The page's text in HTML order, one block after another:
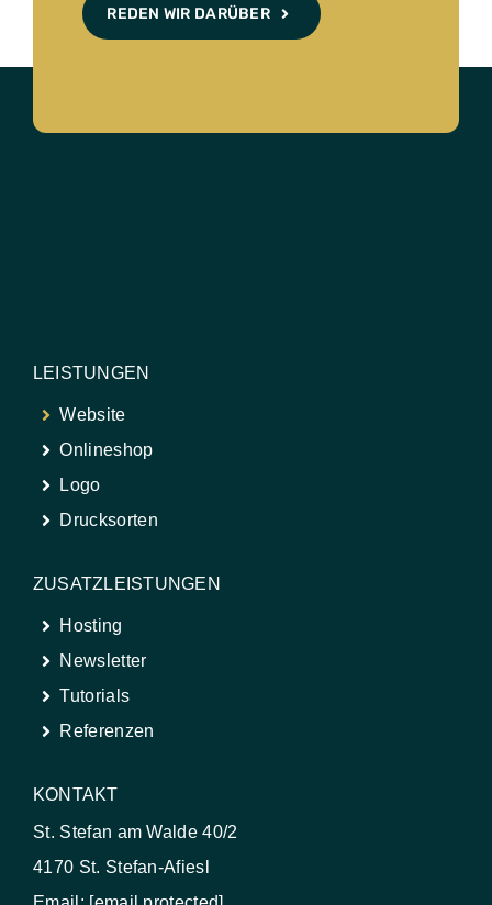
REDEN WIR DARÜBER
LEISTUNGEN
Website
Onlineshop
Logo
Drucksorten
ZUSATZLEISTUNGEN
Hosting
Newsletter
Tutorials
Referenzen
KONTAKT
St. Stefan am Walde 40/2
4170 St. Stefan-Afiesl